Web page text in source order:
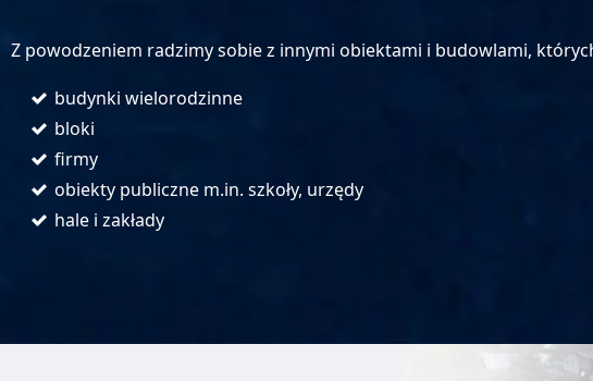
Z powodzeniem radzimy sobie z innymi obiektami i budowlami,
budynki wielorodzinne
bloki
firmy
obiekty publiczne m.in. szkoły, urzędy
hale i zakłady